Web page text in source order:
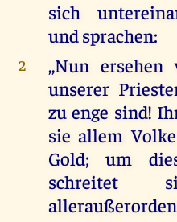
sich
und sprachen:
2
,,Nun
unserer
zu enge sind!
sie allem
Gold; um